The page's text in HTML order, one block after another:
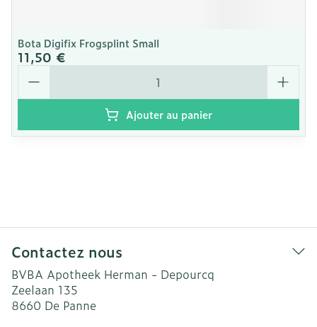
Bota Digifix Frogsplint Small
11,50 €
Quantité
Ajouter au panier
Contactez nous
BVBA Apotheek Herman - Depourcq
Zeelaan 135
8660 De Panne